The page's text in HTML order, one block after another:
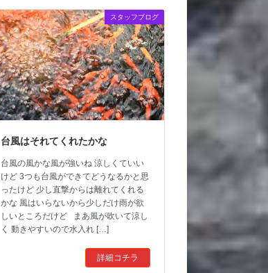
スタッフブログ
台風はそれてくれたかな
台風の風かな風が強いね 涼しくていい
けど 3つも台風ができてどうなるかと思
ったけど 少し直撃からは離れてくれる
かな 風はいらないから少しだけ雨が欲
しいところだけど まあ風が吹いて涼し
く 動きやすいので水入れ […]
詳細コチラ